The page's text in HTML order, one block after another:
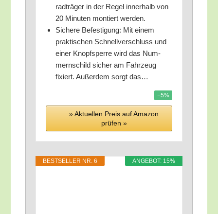
rad­trä­ger in der Regel inner­halb von
20 Minu­ten mon­tiert werden.
Siche­re Befes­ti­gung: Mit einem
prak­ti­schen Schnell­ver­schluss und
einer Knopf­sper­re wird das Num­
mern­schild sicher am Fahr­zeug
fixiert. Außer­dem sorgt das…
−5%
» Aktu­el­len Preis auf Ama­zon
prü­fen »
ANGE­BOT: 15%
BEST­SEL­LER NR. 6